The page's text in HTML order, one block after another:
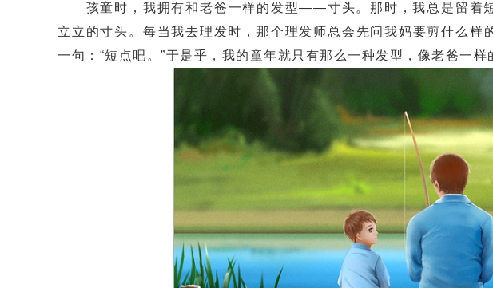
孩童时，我拥有和老爸一样的发型——寸头。那时，我总是留着短
立立的寸头。每当我去理发时，那个理发师总会先问我妈要剪什么样
一句：“短点吧。”于是乎，我的童年就只有那么一种发型，像老爸一样